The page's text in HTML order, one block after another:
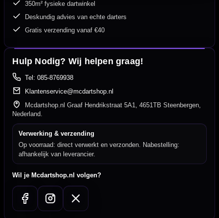
350m² fysieke dartwinkel
Deskundig advies van echte darters
Gratis verzending vanaf €40
Hulp Nodig? Wij helpen graag!
Tel: 085-8769938
Klantenservice@mcdartshop.nl
Mcdartshop.nl Graaf Hendrikstraat 5A1, 4651TB Steenbergen,
Nederland.
Verwerking & verzending
Op voorraad: direct verwerkt en verzonden. Nabestelling:
afhankelijk van leverancier.
Wil je Mcdartshop.nl volgen?